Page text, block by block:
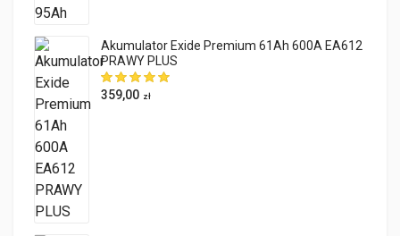
Akumulator Exide Premium 61Ah 600A EA612
PRAWY PLUS
359,00 zł